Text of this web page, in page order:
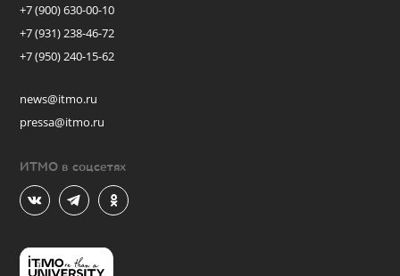
+7 (900) 630-00-10
+7 (931) 238-46-72
+7 (950) 240-15-62
news@itmo.ru
pressa@itmo.ru
ИТМО в соцсетях